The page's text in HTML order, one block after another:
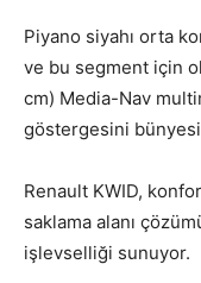
Piyano siyahı orta
ve bu segment için
cm) Media-Nav
göstergesini
Renault KWID,
saklama alanı
işlevselliği sunuyor.